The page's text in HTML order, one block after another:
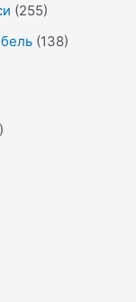
(255)
(138)